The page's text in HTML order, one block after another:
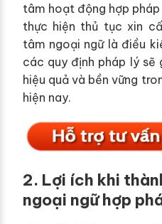
tâm hoạt động hợp
thực hiện thủ tục xin
tâm ngoại ngữ là điều
các quy định pháp lý sẽ
hiệu quả và bền vững
hiện nay.
2. Lợi ích khi
ngoại ngữ hợp